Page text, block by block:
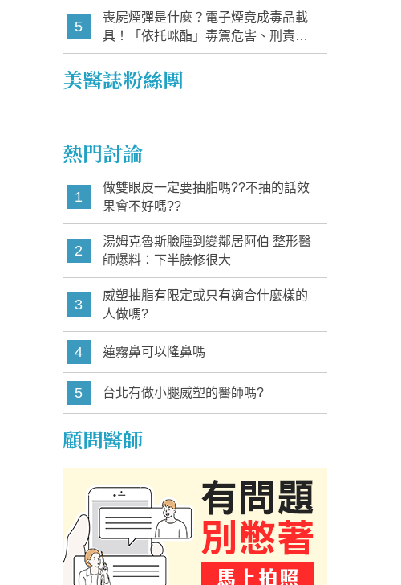
5
喪屍煙彈是什麼？電子煙竟成毒品載
具！「依托咪酯」毒駕危害、刑責與
家長必知警訊
美醫誌粉絲團
熱門討論
1
做雙眼皮一定要抽脂嗎??不抽的話效
果會不好嗎??
2
湯姆克魯斯臉腫到變鄰居阿伯 整形醫
師爆料：下半臉修很大
3
威塑抽脂有限定或只有適合什麼樣的
人做嗎?
4 蓮霧鼻可以隆鼻嗎
5 台北有做小腿威塑的醫師嗎?
顧問醫師